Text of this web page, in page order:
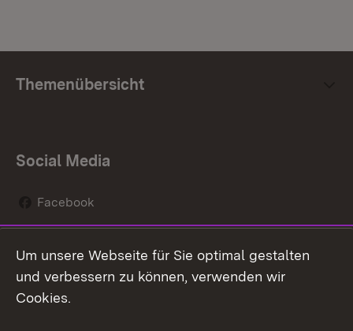
Themenübersicht
Social Media
Facebook
Social Wall
Youtube
Um unsere Webseite für Sie optimal gestalten
und verbessern zu können, verwenden wir
Cookies.